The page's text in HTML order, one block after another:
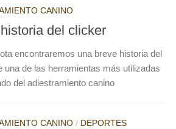
CANINO
del clicker
encontraremos una breve historia del
una de las herramientas más utilizadas
del adiestramiento canino
CANINO / DEPORTES